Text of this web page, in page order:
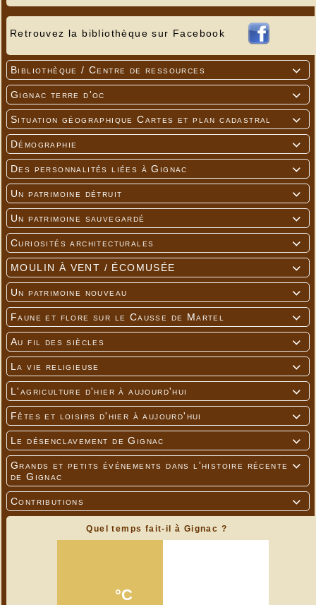
Retrouvez la bibliothèque sur Facebook

Bibliothèque / Centre de ressources

Gignac terre d'oc

Situation géographique Cartes et plan cadastral

Démographie

Des personnalités liées à Gignac

Un patrimoine détruit

Un patrimoine sauvegardé

Curiosités architecturales

MOULIN À VENT / ÉCOMUSÉE

Un patrimoine nouveau

Faune et flore sur le Causse de Martel

Au fil des siècles

La vie religieuse

L'agriculture d'hier à aujourd'hui

Fêtes et loisirs d'hier à aujourd'hui

Le désenclavement de Gignac

Grands et petits événements dans l'histoire récente
de Gignac

Contributions
Quel temps fait-il à Gignac ?